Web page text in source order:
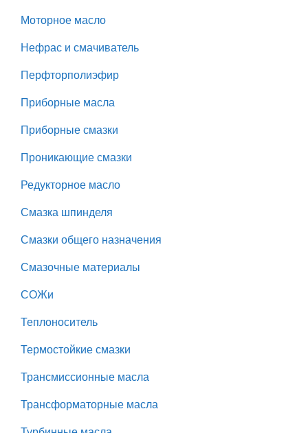
Моторное масло
Нефрас и смачиватель
Перфторполиэфир
Приборные масла
Приборные смазки
Проникающие смазки
Редукторное масло
Смазка шпинделя
Смазки общего назначения
Смазочные материалы
СОЖи
Теплоноситель
Термостойкие смазки
Трансмиссионные масла
Трансформаторные масла